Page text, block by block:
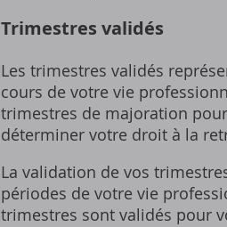
Trimestres validés
Les trimestres validés
cours de votre vie
trimestres de majoration
déterminer votre droit à la
La validation de vos
périodes de votre vie
trimestres sont validés pour